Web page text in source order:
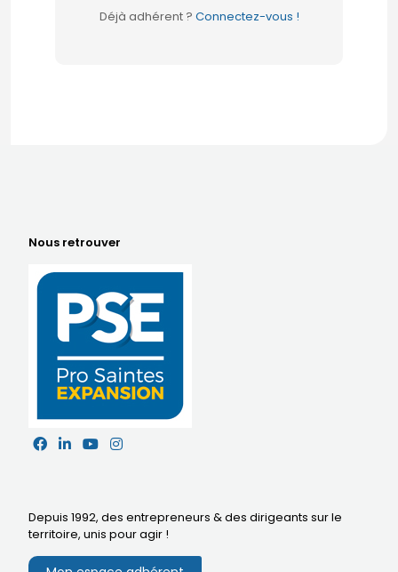
Déjà adhérent ? Connectez-vous !
Nous retrouver
Depuis 1992, des entrepreneurs & des dirigeants sur le
territoire, unis pour agir !